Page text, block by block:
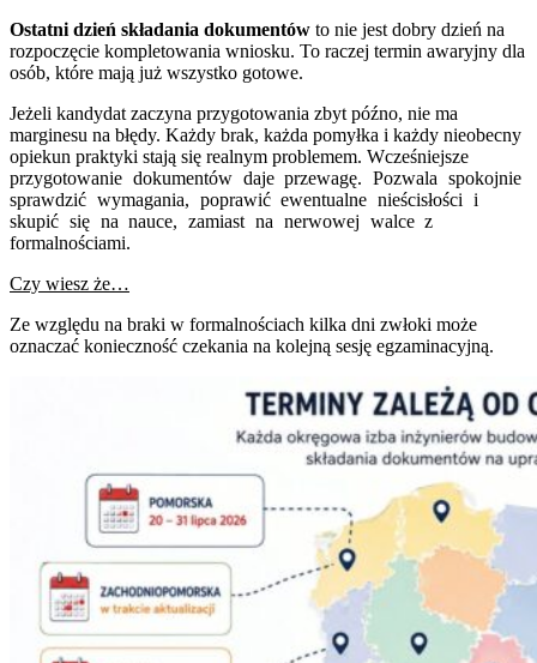
Ostatni dzień składania dokumentów to nie jest dobry dzień na
rozpoczęcie kompletowania wniosku. To raczej termin awaryjny dla
osób, które mają już wszystko gotowe.
Jeżeli kandydat zaczyna przygotowania zbyt późno, nie ma
marginesu na błędy. Każdy brak, każda pomyłka i każdy nieobecny
opiekun praktyki stają się realnym problemem. Wcześniejsze
przygotowanie dokumentów daje przewagę. Pozwala spokojnie
sprawdzić wymagania, poprawić ewentualne nieścisłości i
skupić się na nauce, zamiast na nerwowej walce z
formalnościami.
Czy wiesz że…
Ze względu na braki w formalnościach kilka dni zwłoki może
oznaczać konieczność czekania na kolejną sesję egzaminacyjną.